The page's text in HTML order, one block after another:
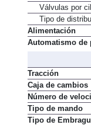
Válvulas por
Tipo de
Alimentación
Automatismo de
Tracción
Caja de cambios
Número de
Tipo de mando
Tipo de